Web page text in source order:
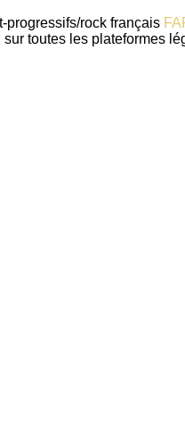
progressifs/rock français
toutes les plateformes